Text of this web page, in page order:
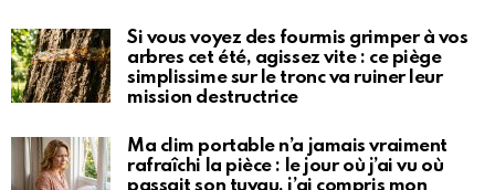
Si vous voyez des fourmis grimper à vos
arbres cet été, agissez vite : ce piège
simplissime sur le tronc va ruiner leur
mission destructrice
Ma clim portable n’a jamais vraiment
rafraîchi la pièce : le jour où j’ai vu où
passait son tuyau, j’ai compris mon